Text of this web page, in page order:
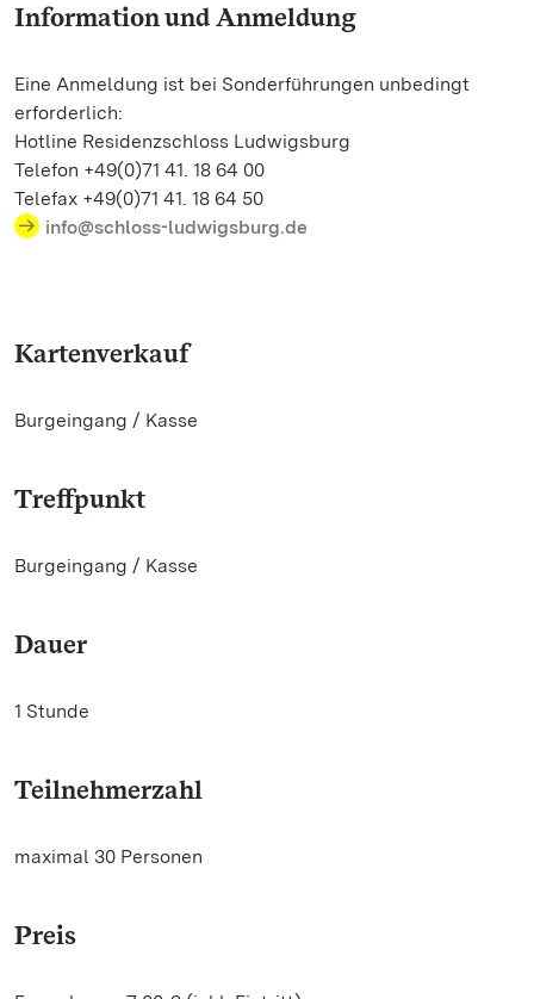
Information und Anmeldung
Eine Anmeldung ist bei Sonderführungen unbedingt
erforderlich:
Hotline Residenzschloss Ludwigsburg
Telefon +49(0)71 41. 18 64 00
Telefax +49(0)71 41. 18 64 50
info@schloss-ludwigsburg.de
Kartenverkauf
Burgeingang / Kasse
Treffpunkt
Burgeingang / Kasse
Dauer
1 Stunde
Teilnehmerzahl
maximal 30 Personen
Preis